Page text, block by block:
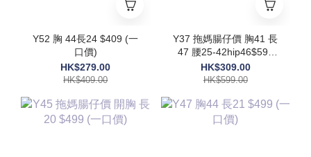
Y52 胸 44長24 $409 (一
口價)
HK$279.00
HK$409.00
Y37 拖媽腸仔價 胸41 長
47 腰25-42hip46$599
(一口價)
HK$309.00
HK$599.00